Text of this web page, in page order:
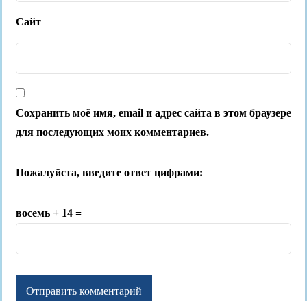
Сайт
Сохранить моё имя, email и адрес сайта в этом браузере
для последующих моих комментариев.
Пожалуйста, введите ответ цифрами:
восемь + 14 =